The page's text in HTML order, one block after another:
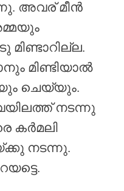
അവര് മീൻ
മിണ്ടിയാൽ
ചെയ്യും.
നടന്നു
കർമലി
നടന്നു.